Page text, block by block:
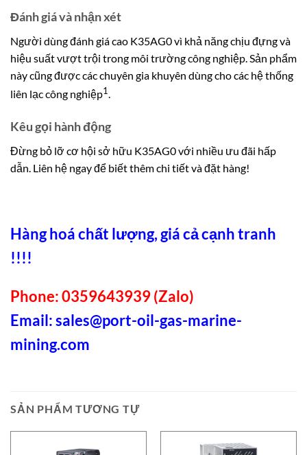
Đánh giá và nhận xét
Người dùng đánh giá cao K35AG0 vì khả năng chịu đựng và
hiệu suất vượt trội trong môi trường công nghiệp. Sản phẩm
này cũng được các chuyên gia khuyên dùng cho các hệ thống
liên lạc công nghiệp1.
Kêu gọi hành động
Đừng bỏ lỡ cơ hội sở hữu K35AG0 với nhiều ưu đãi hấp
dẫn. Liên hệ ngayđể biết thêm chi tiết và đặt hàng!
Hàng hoá chất lượng, giá cả cạnh tranh
!!!!
Phone: 0359643939 (Zalo)
Email:sales@port-oil-gas-marine-
mining.com
SẢN PHẨM TƯƠNG TỰ